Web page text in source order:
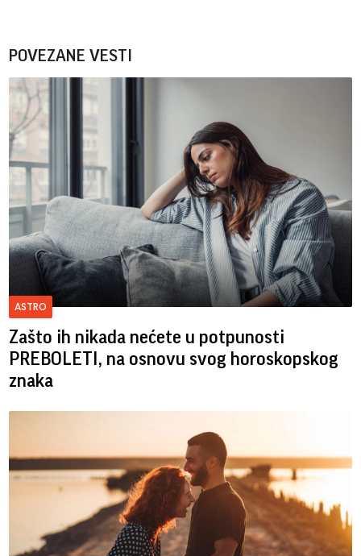
POVEZANE VESTI
ASTRO
Zašto ih nikada nećete u potpunosti
PREBOLETI, na osnovu svog horoskopskog
znaka